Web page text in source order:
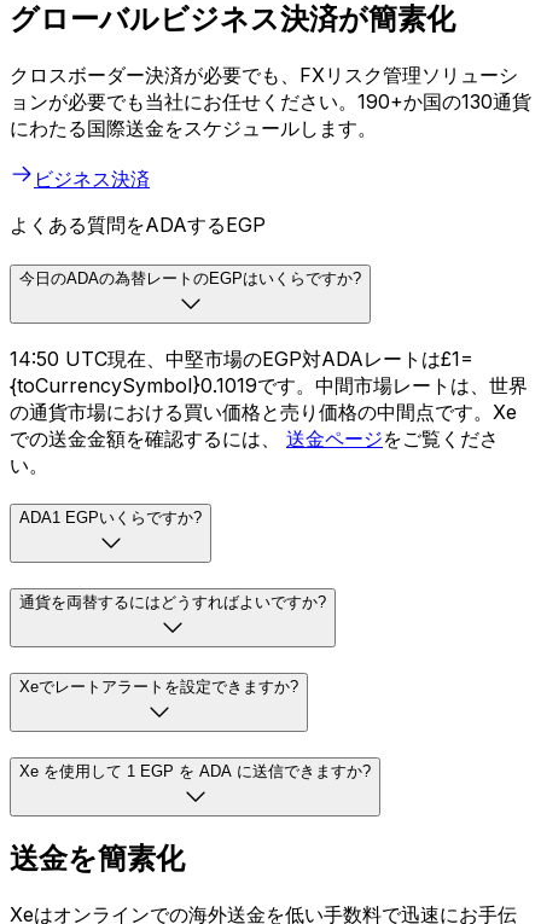
グローバルビジネス決済が簡素化
クロスボーダー決済が必要でも、FXリスク管理ソリューシ
ョンが必要でも当社にお任せください。190+か国の130通貨
にわたる国際送金をスケジュールします。
ビジネス決済
よくある質問をADAするEGP
今日のADAの為替レートのEGPはいくらですか?
14:50 UTC現在、中堅市場のEGP対ADAレートは£1=
{toCurrencySymbol}0.1019です。中間市場レートは、世界
の通貨市場における買い価格と売り価格の中間点です。Xe
での送金金額を確認するには、 送金ページをご覧くださ
い。
ADA1 EGPいくらですか?
通貨を両替するにはどうすればよいですか?
Xeでレートアラートを設定できますか?
Xe を使用して 1 EGP を ADA に送信できますか?
送金を簡素化
Xeはオンラインでの海外送金を低い手数料で迅速にお手伝